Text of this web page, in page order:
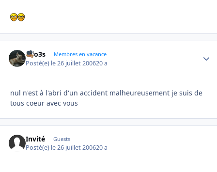
lolo3s Membres en vacance
Posté(e) le 26 juillet 200620 a
nul n'est à l'abri d'un accident malheureusement je suis de
tous coeur avec vous
Invité Guests
Posté(e) le 26 juillet 200620 a